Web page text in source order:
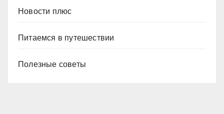
Новости плюс
Питаемся в путешествии
Полезные советы